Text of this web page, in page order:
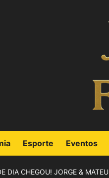
Esporte Eventos
DIA CHEGOU! JORGE &